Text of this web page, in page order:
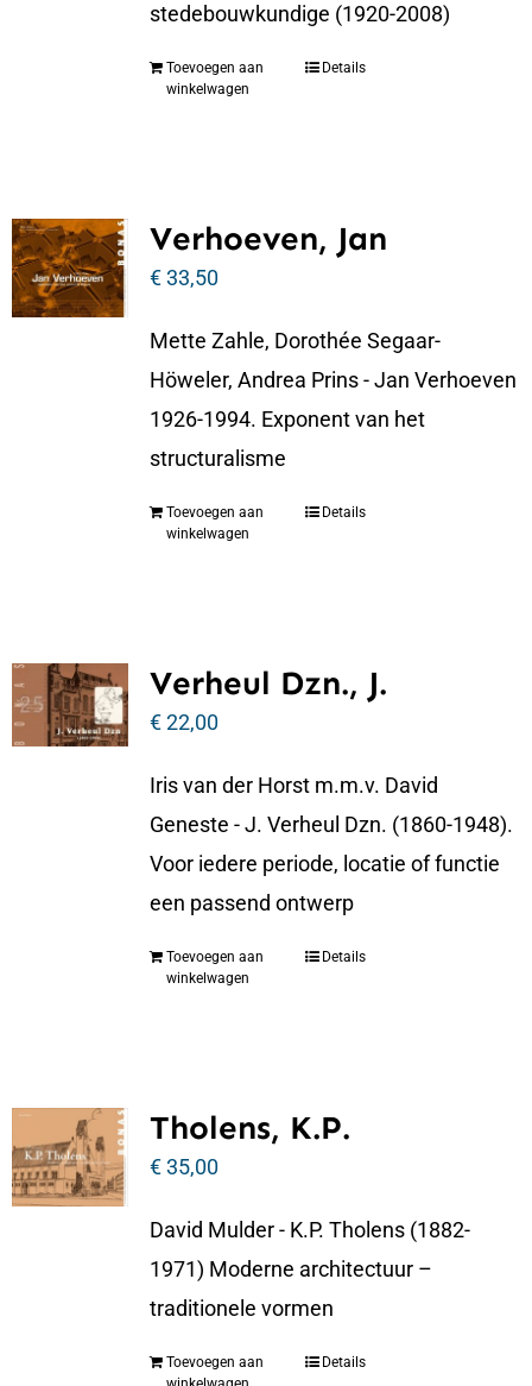
stedebouwkundige (1920-2008)
Toevoegen aan
winkelwagen
Details
Verhoeven, Jan
€33,50
Mette Zahle, Dorothée Segaar-
Höweler, Andrea Prins - Jan Verhoeven
1926-1994. Exponent van het
structuralisme
Toevoegen aan
winkelwagen
Details
Verheul Dzn., J.
€22,00
Iris van der Horst m.m.v. David
Geneste - J. Verheul Dzn. (1860-1948).
Voor iedere periode, locatie of functie
een passend ontwerp
Toevoegen aan
winkelwagen
Details
Tholens, K.P.
€35,00
David Mulder - K.P. Tholens (1882-
1971) Moderne architectuur –
traditionele vormen
Toevoegen aan
Details